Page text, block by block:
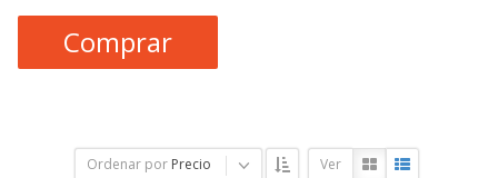
Comprar
Ordenar por Precio Ver